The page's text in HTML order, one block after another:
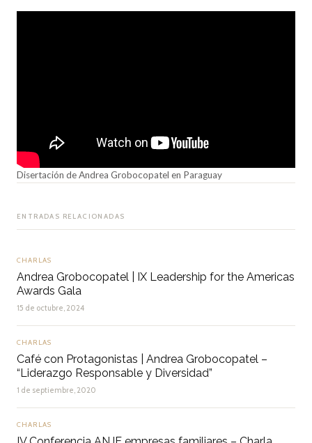
Disertación de Andrea Grobocopatel en Paraguay
ENTRADAS RELACIONADAS
CHARLAS
Andrea Grobocopatel | IX Leadership for the Americas
Awards Gala
15 de octubre, 2024
CHARLAS
Café con Protagonistas | Andrea Grobocopatel –
“Liderazgo Responsable y Diversidad”
1 de septiembre, 2020
CHARLAS